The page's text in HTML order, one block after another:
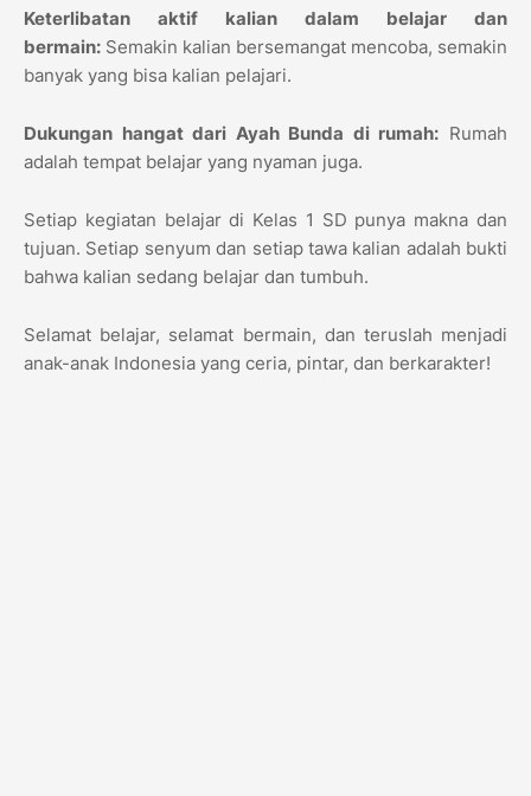
Keterlibatan aktif kalian dalam belajar dan
bermain: Semakin kalian bersemangat mencoba, semakin
banyak yang bisa kalian pelajari.
Dukungan hangat dari Ayah Bunda di rumah: Rumah
adalah tempat belajar yang nyaman juga.
Setiap kegiatan belajar di Kelas 1 SD punya makna dan
tujuan. Setiap senyum dan setiap tawa kalian adalah bukti
bahwa kalian sedang belajar dan tumbuh.
Selamat belajar, selamat bermain, dan teruslah menjadi
anak-anak Indonesia yang ceria, pintar, dan berkarakter!